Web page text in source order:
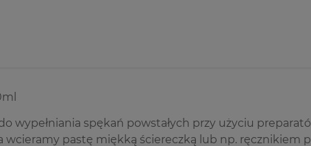
wypełniania spękań powstałych przy użyciu
wcieramy pastę miękką ściereczką lub np. ręcznikiem